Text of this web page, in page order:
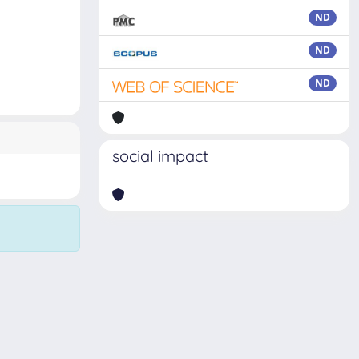
ND
ND
ND
social impact